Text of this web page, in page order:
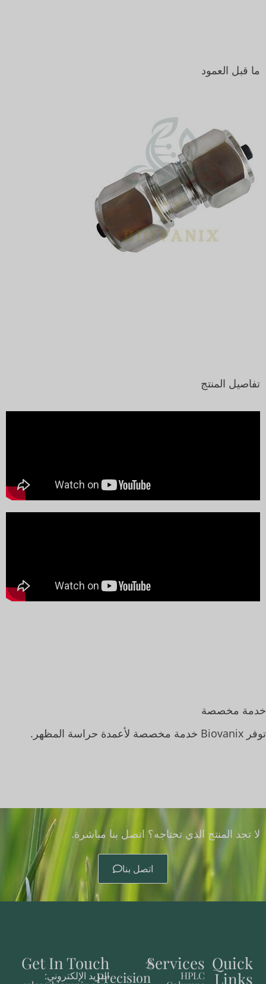
ما قبل العمود
تفاصيل المنتج
خدمة مخصصة
توفر Biovanix خدمة مخصصة لأعمدة حراسة المظهر.
لا تجد المنتج الذي تحتاجه؟ اتصل بنا مباشرة.
اتصل بنا
Precision
Services
HPLC
Quick
Links
Get In Touch
البريد الإلكتروني: